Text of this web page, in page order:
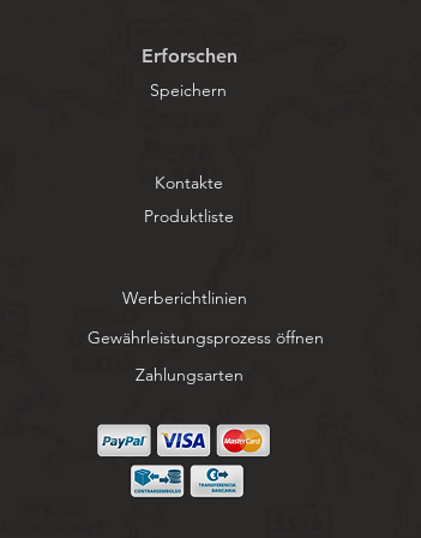
Erforschen
Speichern
Kontakte
Produktliste
Werberichtlinien
Gewährleistungsprozess öffnen
Zahlungsarten